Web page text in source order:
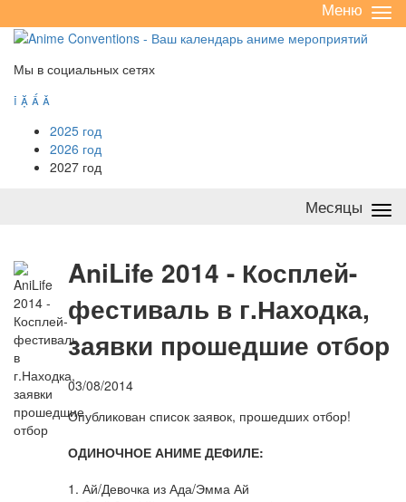
/
Меню
Мы в социальных сетях
   
2025 год
2026 год
2027 год
Месяцы
AniLife 2014 - Косплей-
фестиваль в г.Находка,
заявки прошедшие отбор
03/08/2014
Опубликован список заявок, прошедших отбор!
ОДИНОЧНОЕ АНИМЕ ДЕФИЛЕ:
1. Ай/Девочка из Ада/Эмма Ай